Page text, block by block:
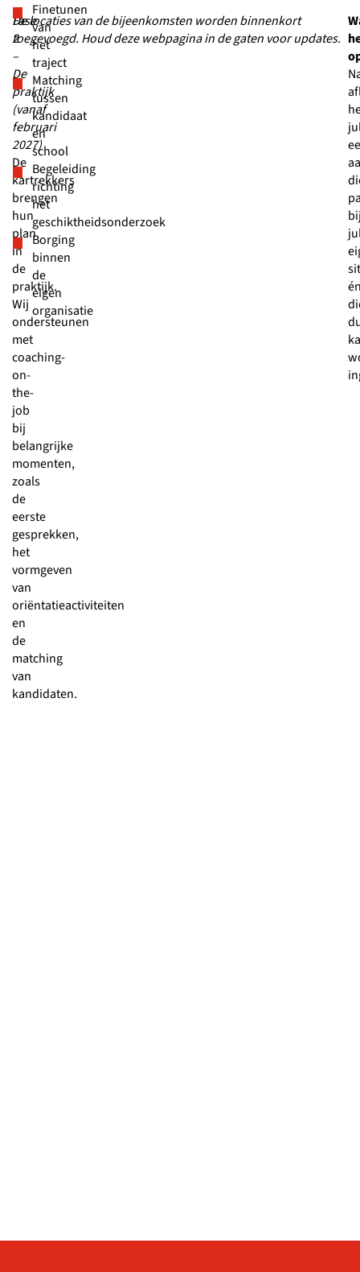
Finetunen
van
het
traject
Matching
tussen
kandidaat
en
school
Begeleiding
richting
het
geschiktheidsonderzoek
Borging
binnen
de
eigen
organisatie
Fase
2
–
De
praktijk
(vanaf
februari
2027)
De
kartrekkers
brengen
hun
plan
in
de
praktijk.
Wij
ondersteunen
met
coaching-
on-
the-
job
bij
belangrijke
momenten,
zoals
de
eerste
gesprekken,
het
vormgeven
van
oriëntatieactiviteiten
en
de
matching
van
kandidaten.
De locaties van de bijeenkomsten worden binnenkort
toegevoegd. Houd deze webpagina in de gaten voor updates.